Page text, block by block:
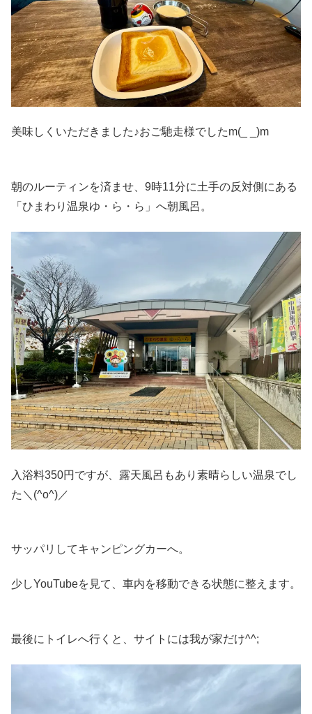
美味しくいただきました♪おご馳走様でしたm(_ _)m
朝のルーティンを済ませ、9時11分に土手の反対側にある
「ひまわり温泉ゆ・ら・ら」へ朝風呂。
入浴料350円ですが、露天風呂もあり素晴らしい温泉でし
た＼(^o^)／
サッパリしてキャンピングカーへ。
少しYouTubeを見て、車内を移動できる状態に整えます。
最後にトイレへ行くと、サイトには我が家だけ^^;